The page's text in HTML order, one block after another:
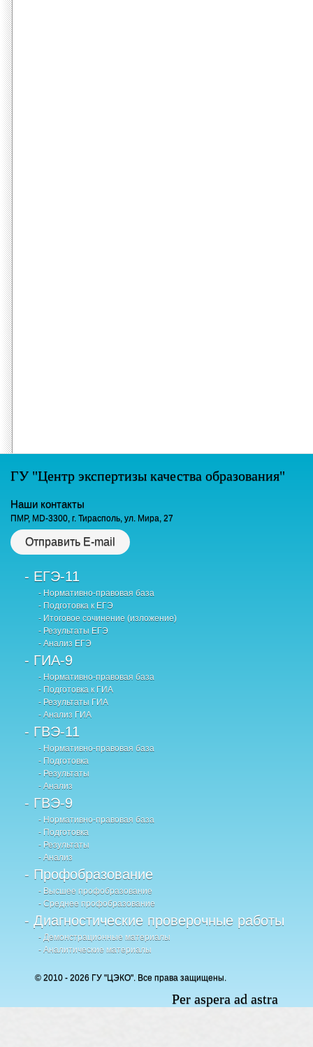
ГУ "Центр экспертизы качества образования"
Наши контакты
ПМР, MD-3300, г. Тирасполь, ул. Мира, 27
Отправить E-mail
- ЕГЭ-11
- Нормативно-правовая база
- Подготовка к ЕГЭ
- Итоговое сочинение (изложение)
- Результаты ЕГЭ
- Анализ ЕГЭ
- ГИА-9
- Нормативно-правовая база
- Подготовка к ГИА
- Результаты ГИА
- Анализ ГИА
- ГВЭ-11
- Нормативно-правовая база
- Подготовка
- Результаты
- Анализ
- ГВЭ-9
- Нормативно-правовая база
- Подготовка
- Результаты
- Анализ
- Профобразование
- Высшее профобразование
- Среднее профобразование
- Диагностические проверочные работы
- Демонстрационные материалы
- Аналитические материалы
© 2010 - 2026 ГУ "ЦЭКО". Все права защищены.
Per aspera ad astra